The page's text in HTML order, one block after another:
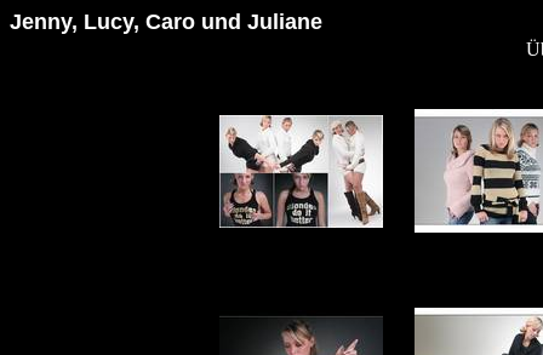
Jenny, Lucy, Caro und Juliane